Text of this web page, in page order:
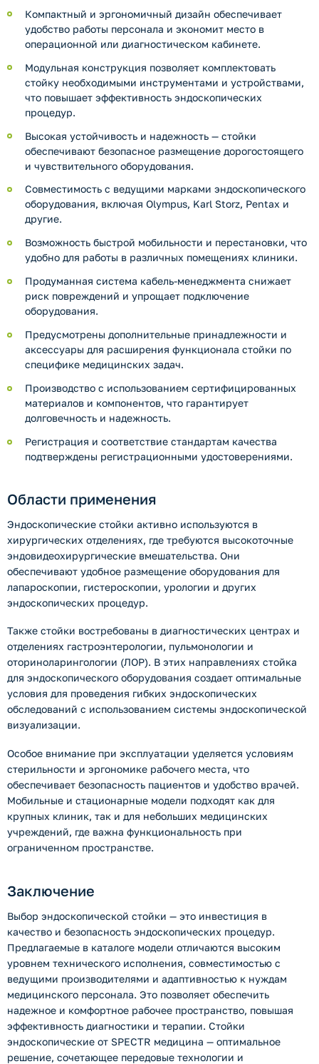
Компактный и эргономичный дизайн обеспечивает
удобство работы персонала и экономит место в
операционной или диагностическом кабинете.
Модульная конструкция позволяет комплектовать
стойку необходимыми инструментами и устройствами,
что повышает эффективность эндоскопических
процедур.
Высокая устойчивость и надежность — стойки
обеспечивают безопасное размещение дорогостоящего
и чувствительного оборудования.
Совместимость с ведущими марками эндоскопического
оборудования, включая Olympus, Karl Storz, Pentax и
другие.
Возможность быстрой мобильности и перестановки, что
удобно для работы в различных помещениях клиники.
Продуманная система кабель-менеджмента снижает
риск повреждений и упрощает подключение
оборудования.
Предусмотрены дополнительные принадлежности и
аксессуары для расширения функционала стойки по
специфике медицинских задач.
Производство с использованием сертифицированных
материалов и компонентов, что гарантирует
долговечность и надежность.
Регистрация и соответствие стандартам качества
подтверждены регистрационными удостоверениями.
Области применения
Эндоскопические стойки активно используются в
хирургических отделениях, где требуются высокоточные
эндовидеохирургические вмешательства. Они
обеспечивают удобное размещение оборудования для
лапароскопии, гистероскопии, урологии и других
эндоскопических процедур.
Также стойки востребованы в диагностических центрах и
отделениях гастроэнтерологии, пульмонологии и
оториноларингологии (ЛОР). В этих направлениях стойка
для эндоскопического оборудования создает оптимальные
условия для проведения гибких эндоскопических
обследований с использованием системы эндоскопической
визуализации.
Особое внимание при эксплуатации уделяется условиям
стерильности и эргономике рабочего места, что
обеспечивает безопасность пациентов и удобство врачей.
Мобильные и стационарные модели подходят как для
крупных клиник, так и для небольших медицинских
учреждений, где важна функциональность при
ограниченном пространстве.
Заключение
Выбор эндоскопической стойки — это инвестиция в
качество и безопасность эндоскопических процедур.
Предлагаемые в каталоге модели отличаются высоким
уровнем технического исполнения, совместимостью с
ведущими производителями и адаптивностью к нуждам
медицинского персонала. Это позволяет обеспечить
надежное и комфортное рабочее пространство, повышая
эффективность диагностики и терапии. Стойки
эндоскопические от SPECTR медицина — оптимальное
решение, сочетающее передовые технологии и